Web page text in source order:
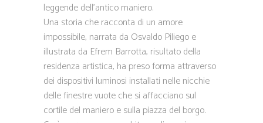
leggende dell’antico maniero.
Una storia che racconta di un amore
impossibile, narrata da Osvaldo Piliego e
illustrata da Efrem Barrotta, risultato della
residenza artistica, ha preso forma attraverso
dei dispositivi luminosi installati nelle nicchie
delle finestre vuote che si affacciano sul
cortile del maniero e sulla piazza del borgo.